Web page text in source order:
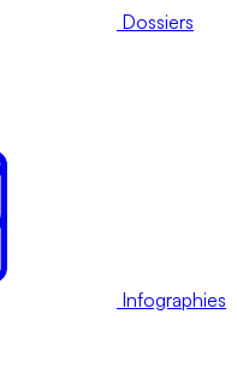
Dossiers
Infographies